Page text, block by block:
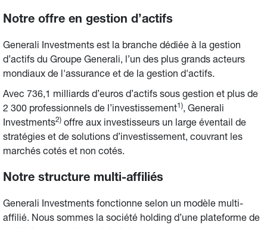
Notre offre en gestion d’actifs
Generali Investments est la branche dédiée à la gestion
d’actifs du Groupe Generali, l’un des plus grands acteurs
mondiaux de l'assurance et de la gestion d'actifs.
Avec 736,1 milliards d’euros d’actifs sous gestion et plus de
2 300 professionnels de l’investissement1), Generali
Investments2) offre aux investisseurs un large éventail de
stratégies et de solutions d’investissement, couvrant les
marchés cotés et non cotés.
Notre structure multi-affiliés
Generali Investments fonctionne selon un modèle multi-
affilié. Nous sommes la société holding d’une plateforme de